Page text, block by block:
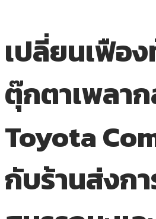
เปลี่ยนเฟือง
ตุ๊กตาเพลา
Toyota
กับร้านส่งก